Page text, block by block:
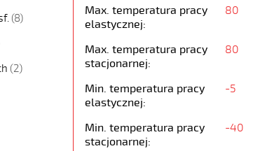
(8)
(2)
Max. temperatura pracy
elastycznej:
80
Max. temperatura pracy
stacjonarnej:
80
Min. temperatura pracy
elastycznej:
-5
Min. temperatura pracy
stacjonarnej:
-40